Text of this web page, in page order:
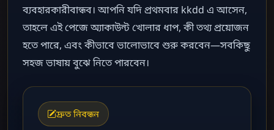
ব্যবহারকারীবান্ধব। আপনি যদি প্রথমবার kkdd এ আসেন,
তাহলে এই পেজে অ্যাকাউন্ট খোলার ধাপ, কী তথ্য প্রয়োজন
হতে পারে, এবং কীভাবে ভালোভাবে শুরু করবেন—সবকিছু
সহজ ভাষায় বুঝে নিতে পারবেন।
দ্রুত নিবন্ধন